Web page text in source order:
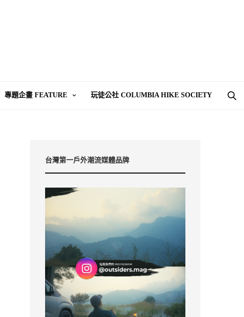
專題企畫 FEATURE 玩徒公社 COLUMBIA HIKE SOCIETY
台灣第一戶外潮流媒體品牌